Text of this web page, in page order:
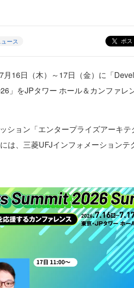
ュース ポス
16日（木）～17日（金）に「
」をJPタワー ホール＆カンファレ
ション「エンタープライズアーキテ
は、三菱UFJインフォメーションテ